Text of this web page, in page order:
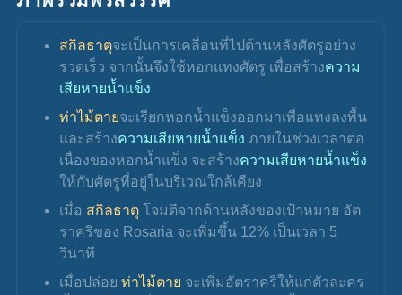
สกิลธาตุจะเป็นการเคลื่อนที่ไปด้านหลังศัตรูอย่าง
รวดเร็ว จากนั้นจึงใช้หอกแทงศัตรู เพื่อสร้างความ
เสียหายน้ำแข็ง
ท่าไม้ตายจะเรียกหอกน้ำแข็งออกมาเพื่อแทงลงพื้น
และสร้างความเสียหายน้ำแข็ง ภายในช่วงเวลาต่อ
เนื่องของหอกน้ำแข็ง จะสร้างความเสียหายน้ำแข็ง
ให้กับศัตรูที่อยู่ในบริเวณใกล้เคียง
เมื่อ สกิลธาตุ โจมตีจากด้านหลังของเป้าหมาย อัต
ราคริของ Rosaria จะเพิ่มขึ้น 12% เป็นเวลา 5
วินาที
เมื่อปล่อย ท่าไม้ตาย จะเพิ่มอัตราคริให้แก่ตัวละคร